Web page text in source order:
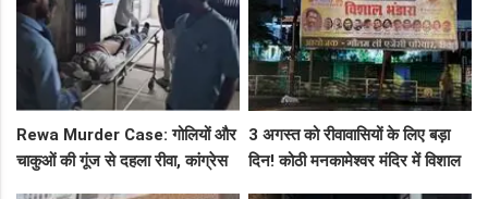
Rewa Murder Case: गोलियों और
चाकुओं की गूंज से दहला रीवा, कांग्रेस
3 अगस्त को रीवावासियों के लिए बड़ा
दिन! कोठी मनकामेश्वर मंदिर में विशाल